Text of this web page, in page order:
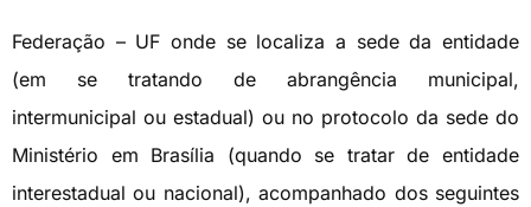
Federação – UF onde se localiza a sede da entidade
(em se tratando de abrangência municipal,
intermunicipal ou estadual) ou no protocolo da sede do
Ministério em Brasília (quando se tratar de entidade
interestadual ou nacional), acompanhado dos seguintes